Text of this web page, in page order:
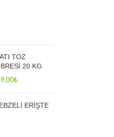
TOZ
20 KG
₺
ERİŞTE